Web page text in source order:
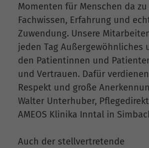
Momenten für Menschen da
Fachwissen, Erfahrung und
Zuwendung. Unsere
jeden Tag Außergewöhnliches
den Patientinnen und
und Vertrauen. Dafür
Respekt und große
Walter Unterhuber,
AMEOS Klinika Inntal in
Auch der stellvertretende